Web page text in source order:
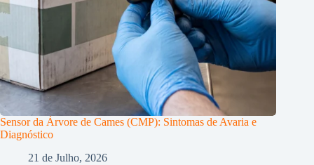
Sensor da Árvore de Cames (CMP): Sintomas de Avaria e
Diagnóstico
21 de Julho, 2026